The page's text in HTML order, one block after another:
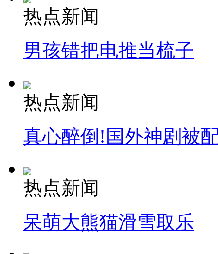
热点新闻
男孩错把电推当梳子
热点新闻
真心醉倒!国外神剧被
热点新闻
呆萌大熊猫滑雪取乐